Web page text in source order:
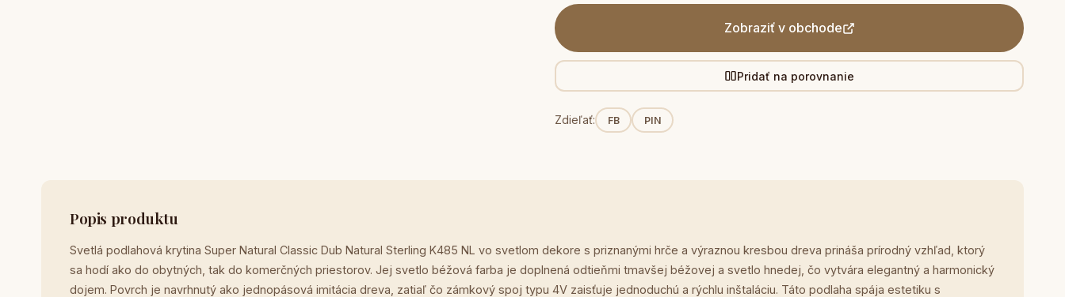
Zobraziť v obchode
Pridať na porovnanie
Zdieľať: FB PIN
Popis produktu
Svetlá podlahová krytina Super Natural Classic Dub Natural Sterling K485 NL vo svetlom dekore s priznanými hrče a výraznou kresbou dreva prináša prírodný vzhľad, ktorý
sa hodí ako do obytných, tak do komerčných priestorov. Jej svetlo béžová farba je doplnená odtieňmi tmavšej béžovej a svetlo hnedej, čo vytvára elegantný a harmonický
dojem. Povrch je navrhnutý ako jednopásová imitácia dreva, zatiaľ čo zámkový spoj typu 4V zaisťuje jednoduchú a rýchlu inštaláciu. Táto podlaha spája estetiku s